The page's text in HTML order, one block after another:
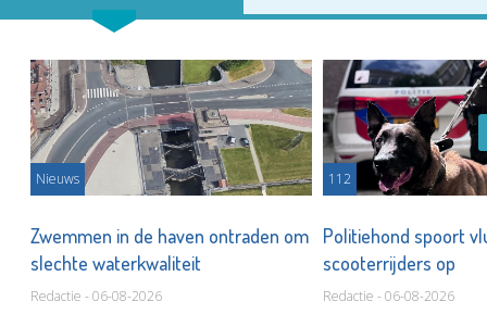
Nieuws
Zwemmen in de haven ontraden om
slechte waterkwaliteit
Redactie - 06-08-2026
112
Politiehond spoort
scooterrijders op
Redactie - 06-08-2026